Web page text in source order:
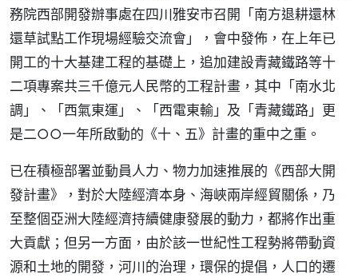
務院西部開發辦事處在四川雅安市召開「南方退耕還林
還草試點工作現場經驗交流會」，會中發佈，在上年已
開工的十大基建工程的基礎上，追加建設青藏鐵路等十
二項專案共三千億元人民幣的工程計畫，其中「南水北
調」、「西氣東運」、「西電東輸」及「青藏鐵路」更
是二○○一年所啟動的《十、五》計畫的重中之重。
已在積極部署並動員人力、物力加速推展的《西部大開
發計畫》，對於大陸經濟本身、海峽兩岸經貿關係，乃
至整個亞洲大陸經濟持續健康發展的動力，都將作出重
大貢獻；但另一方面，由於該一世紀性工程勢將帶動資
源和土地的開發，河川的治理，環保的提倡，人口的遷